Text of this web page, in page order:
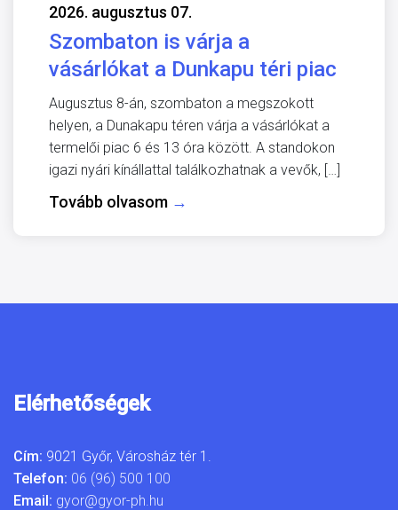
2026. augusztus 07.
Szombaton is várja a
vásárlókat a Dunkapu téri piac
Augusztus 8-án, szombaton a megszokott
helyen, a Dunakapu téren várja a vásárlókat a
termelői piac 6 és 13 óra között. A standokon
igazi nyári kínállattal találkozhatnak a vevők, […]
Tovább olvasom →
Elérhetőségek
Cím: 9021 Győr, Városház tér 1.
Telefon: 06 (96) 500 100
Email: gyor@gyor-ph.hu